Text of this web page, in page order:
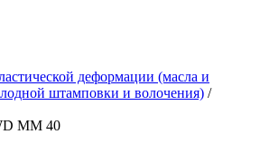
деформации (масла и
штамповки и волочения) /
MM 40